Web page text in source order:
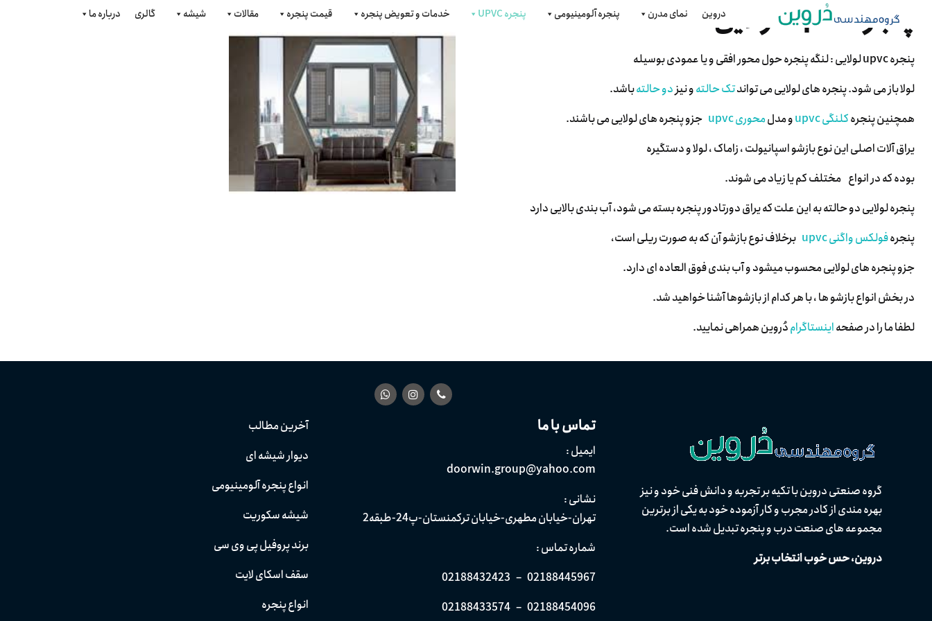
دروین نمای مدرن پنجره آلومینیومی پنجره UPVC خدمات و تعویض پنجره قیمت پنجره مقالات شیشه گالری درباره ما پنجره upvc لولایی
پنجره upvc لولایی : لنگه پنجره حول محور افقی و یا عمودی بوسیله
لولا باز می شود. پنجره های لولایی می تواندتک حالتهو نیزدو حالتهباشد.
همچنین پنجرهکلنگی upvc و مدلمحوری upvc
جزو پنجره های لولایی می باشند.
یراق آلات اصلی این نوع بازشو اسپانیولت ، زاماک ، لولا و دستگیره
بوده که در انواع مختلف کم یا زیاد می شوند.
پنجره لولایی دو حالته به این علت که یراق دورتادور پنجره بسته می شود، آب بندی بالایی دارد
پنجرهفولکس واگنی upvc
برخلاف نوع بازشو آن که به صورت ریلی است،
جزو پنجره های لولایی محسوب میشود و آب بندی فوق العاده ای دارد.
در بخش انواع بازشو ها ، با هر کدام از بازشوها آشنا خواهید شد.
لطفا ما را در صفحهاینستاگرامدُروین همراهی نمایید.
گروه صنعتی دروین با تکیه بر تجربه و دانش فنی خود و نیز
بهره مندی از كادر مجرب و کار آزموده خود به یکی از برترین
مجموعه های صنعت درب و پنجره تبدیل شده است.
دروین، حس خوب انتخاب برتر
تماس با ما
ایمیل :
doorwin.group@yahoo.com
نشانی :
تهران-خیابان مطهری-خیابان ترکمنستان-پ24-طبقه2
شماره تماس :
02188445967
–
02188432423
02188454096
–
02188433574
آخرین مطالب
دیوار شیشه ای
انواع پنجره آلومینیومی
شیشه سکوریت
برند پروفیل پی وی سی
سقف اسکای لایت
انواع پنجره